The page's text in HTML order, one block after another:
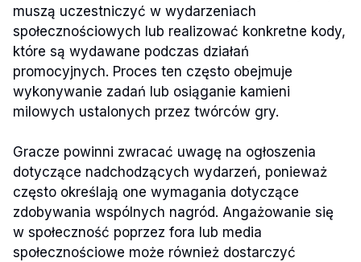
muszą uczestniczyć w wydarzeniach
społecznościowych lub realizować konkretne kody,
które są wydawane podczas działań
promocyjnych. Proces ten często obejmuje
wykonywanie zadań lub osiąganie kamieni
milowych ustalonych przez twórców gry.
Gracze powinni zwracać uwagę na ogłoszenia
dotyczące nadchodzących wydarzeń, ponieważ
często określają one wymagania dotyczące
zdobywania wspólnych nagród. Angażowanie się
w społeczność poprzez fora lub media
społecznościowe może również dostarczyć